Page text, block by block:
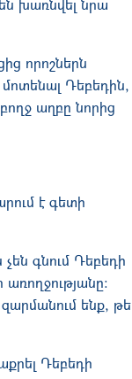
որոշներն
մոտենալ Դեբեդին,
աղբը նորից
է գետի
գնում Դեբեդի
զարմանում ենք, թե
Դեբեդի